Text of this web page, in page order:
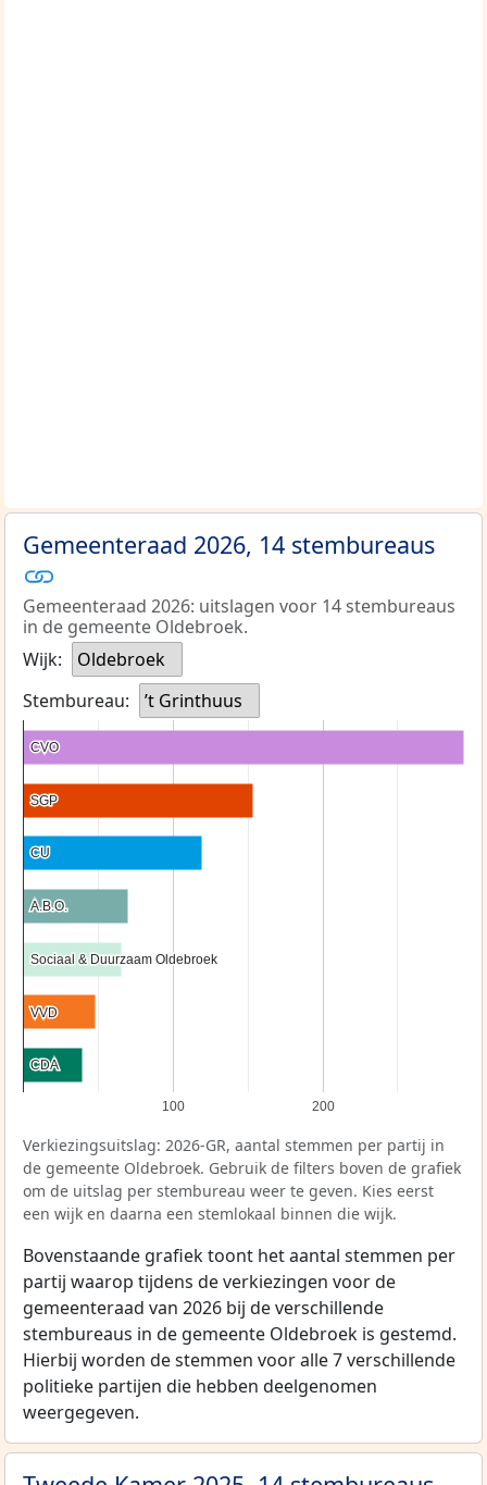
Gemeenteraad 2026, 14 stembureaus
Gemeenteraad 2026: uitslagen voor 14 stembureaus
in de gemeente Oldebroek.
Wijk:
Oldebroek
Stembureau:
’t Grinthuus
100 200
CVO
CVO
SGP
SGP
CU
CU
A.B.O.
A.B.O.
Sociaal & Duurzaam Oldebroek
Sociaal & Duurzaam Oldebroek
VVD
VVD
CDA
CDA
Verkiezingsuitslag: 2026-GR, aantal stemmen per partij in
de gemeente Oldebroek. Gebruik de filters boven de grafiek
om de uitslag per stembureau weer te geven. Kies eerst
een wijk en daarna een stemlokaal binnen die wijk.
Bovenstaande grafiek toont het aantal stemmen per
partij waarop tijdens de verkiezingen voor de
gemeenteraad van 2026 bij de verschillende
stembureaus in de gemeente Oldebroek is gestemd.
Hierbij worden de stemmen voor alle 7 verschillende
politieke partijen die hebben deelgenomen
weergegeven.